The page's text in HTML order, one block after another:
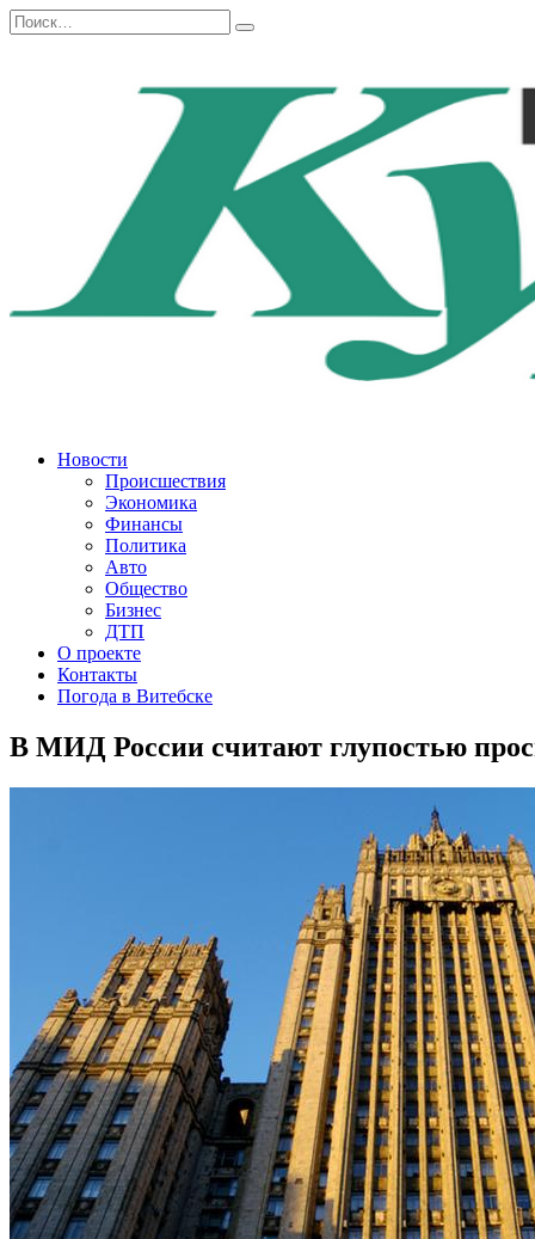
Перейти
к
Search
for:
Новости
Происшествия
Экономика
Финансы
Политика
Авто
Общество
Бизнес
ДТП
О проекте
Контакты
Погода в Витебске
В МИД России считают глупостью